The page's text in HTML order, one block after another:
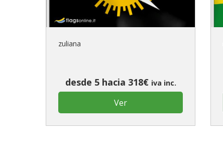
zuliana
desde 5 hacia 318€ iva inc.
Ver